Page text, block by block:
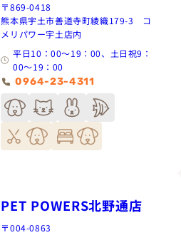
〒869-0418
熊本県宇土市善道寺町綾織179-3 コ
メリパワー宇土店内
平日10：00〜19：00、土日祝9：
00〜19：00
0964-23-4311
PET POWERS北野通店
〒004-0863